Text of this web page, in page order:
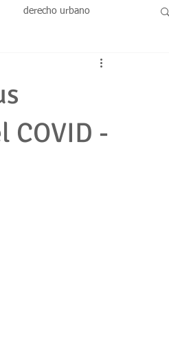
derecho urbano
inmuebles
protección consumidor vivienda
COVID -